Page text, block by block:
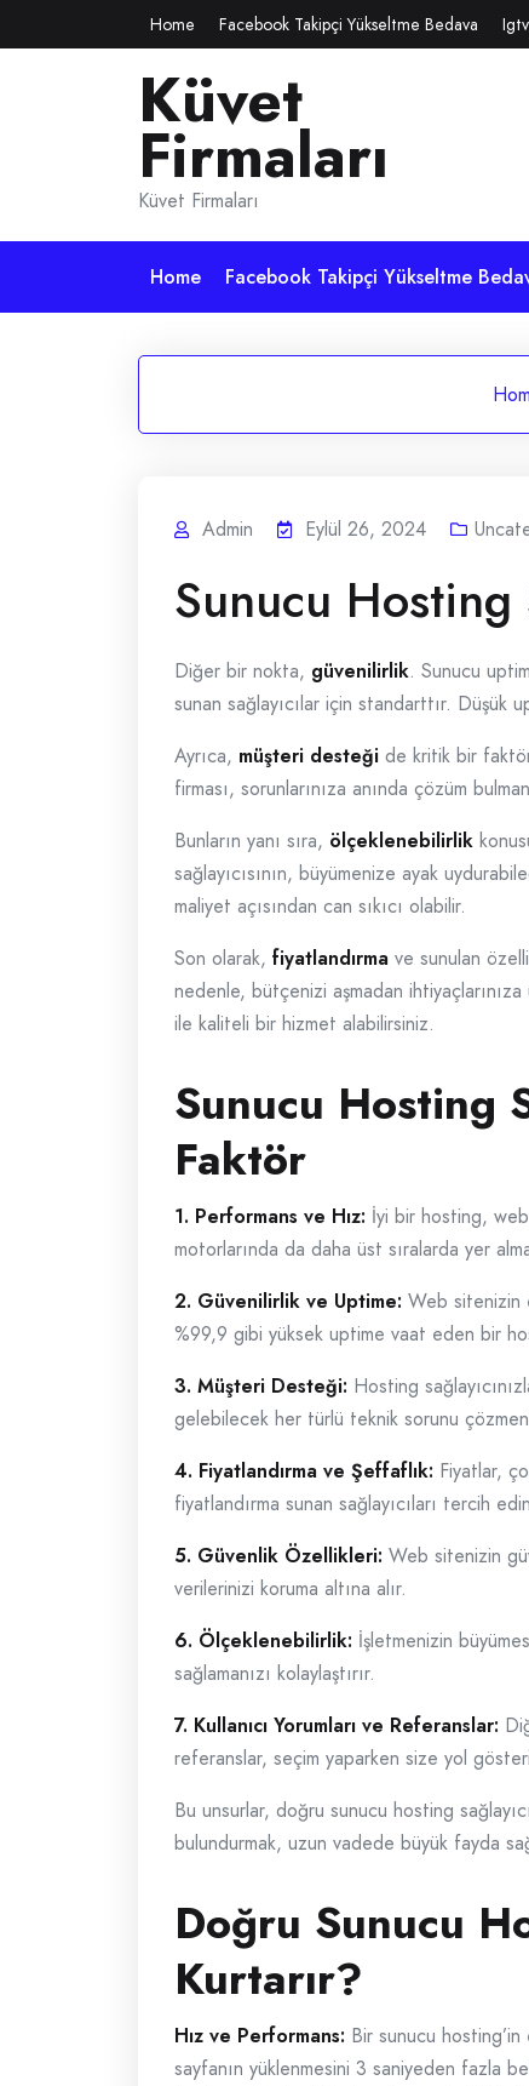
to
Home Facebook Takipçi Yükseltme Bedava
Küvet
Firmaları
Küvet Firmaları
Home Facebook Takipçi Yükseltme
Admin Eylül 26, 2024
Sunucu
Diğer bir nokta, güvenilirlik. Sunucu
sunan sağlayıcılar için standarttır. Düşük
Ayrıca, müşteri desteği de kritik bir
firması, sorunlarınıza anında çözüm
Bunların yanı sıra, ölçeklenebilirlik
sağlayıcısının, büyümenize ayak
maliyet açısından can sıkıcı olabilir.
Son olarak, fiyatlandırma ve sunulan
nedenle, bütçenizi aşmadan
ile kaliteli bir hizmet alabilirsiniz.
Sunucu Hosting
Faktör
1. Performans ve Hız: İyi bir hosting, web
motorlarında da daha üst sıralarda yer
2. Güvenilirlik ve Uptime: Web sitenizin
%99,9 gibi yüksek uptime vaat eden bir
3. Müşteri Desteği: Hosting
gelebilecek her türlü teknik sorunu
4. Fiyatlandırma ve Şeffaflık: Fiyatlar,
fiyatlandırma sunan sağlayıcıları tercih
5. Güvenlik Özellikleri: Web sitenizin
verilerinizi koruma altına alır.
6. Ölçeklenebilirlik: İşletmenizin
sağlamanızı kolaylaştırır.
7. Kullanıcı Yorumları ve Referanslar:
referanslar, seçim yaparken size yol
Bu unsurlar, doğru sunucu hosting
bulundurmak, uzun vadede büyük fayda
Doğru Sunucu
Kurtarır?
Hız ve Performans: Bir sunucu
sayfanın yüklenmesini 3 saniyeden fazla